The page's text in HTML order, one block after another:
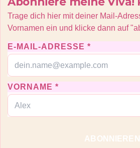
Trage dich hier mit deiner Mail-
Vornamen ein und klicke dann auf
E-MAIL-ADRESSE *
VORNAME *
ABONNIEREN